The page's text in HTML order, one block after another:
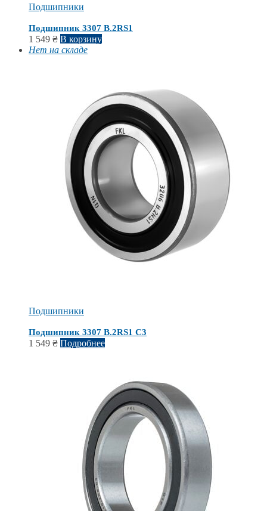
Подшипники
Подшипник 3307 B.2RS1
1 549 ₴ В корзину
Нет на складе
Подшипники
Подшипник 3307 B.2RS1 C3
1 549 ₴ Подробнее